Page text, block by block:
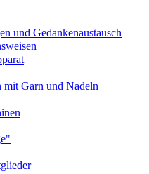
und Gedankenaustausch
Garn und Nadeln